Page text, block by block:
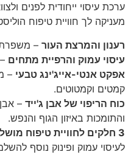
ערכת עיסוי ייחודית לפנים ולצוואר,
מעניקה לך חוויית טיפוח
רענון והמרצת העור– משפרת
עיסוי עמוק והרפיית מתחים
אפקט אנטי-אייג'ינג טבעי –
קמטים וקמטוטים.
כוח הריפוי של אבן ג'ייד– אבן
והתומכות באיזון הגוף והנפש.
3 חלקים לחוויית טיפוח מושלמת
לעיסוי עמוק ופינוק נוסף